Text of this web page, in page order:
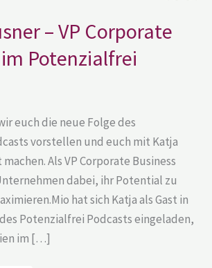
– VP Corporate
Potenzialfrei
euch die neue Folge des
vorstellen und euch mit Katja
Als VP Corporate Business
dabei, ihr Potential zu
hat sich Katja als Gast in
Potenzialfrei Podcasts eingeladen,
im […]